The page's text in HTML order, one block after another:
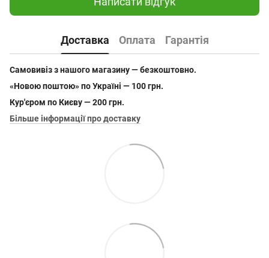
Доставка Оплата Гарантія
Самовивіз з нашого магазину — безкоштовно.
«Новою поштою» по Україні — 100 грн.
Кур'єром по Києву — 200 грн.
Більше інформації про доставку